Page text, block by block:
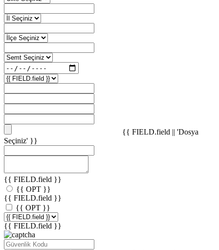
{{ FIELD.field || 'Dosya
Seçiniz' }}
{{ FIELD.field }}
{{ OPT }}
{{ FIELD.field }}
{{ OPT }}
{{ FIELD.field }}